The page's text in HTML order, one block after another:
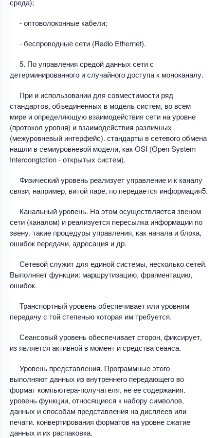
среда);
- оптоволоконные кабели;
- беспроводные сети (Radio Ethernet).
5. По управления средой данных сети с
детерминированного и случайного доступа к моноканалу.
При и использовании для совместимости ряд
стандартов, объединенных в модель систем, во всем
мире и определяющую взаимодействия сети на уровне
(протокол уровня) и взаимодействия различных
(межуровневый интерфейс). стандарты в сетевого обмена
нашли в семиуровневой модели, как OSI (Open System
Intercongtction - открытых систем).
Физический уровень реализует управление и к каналу
связи, например, витой паре, по передается информация5.
Канальный уровень. На этом осуществляется звеном
сети (каналом) и реализуется пересылка информации по
звену. такие процедуры управления, как начала и блока,
ошибок передачи, адресация и др.
Сетевой служит для единой системы, несколько сетей.
Выполняет функции: маршрутизацию, фрагментацию,
ошибок.
Транспортный уровень обеспечивает или уровням
передачу с той степенью которая им требуется.
Сеансовый уровень обеспечивает сторон, фиксирует,
из является активной в момент и средства сеанса.
Уровень представления. Программные этого
выполняют данных из внутреннего передающего во
формат компьютера-получателя, не ее содержания.
уровень функции, относящиеся к набору символов,
данных и способам представления на дисплеев или
печати. конвертирования форматов на уровне сжатие
данных и их распаковка.